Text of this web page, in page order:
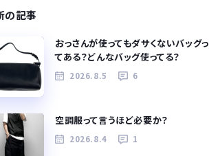
の記事
おっさんが使ってもダサくないバッグっ
てある？どんなバッグ使ってる？
2026.8.5 6
空調服って言うほど必要か？
2026.8.4 1